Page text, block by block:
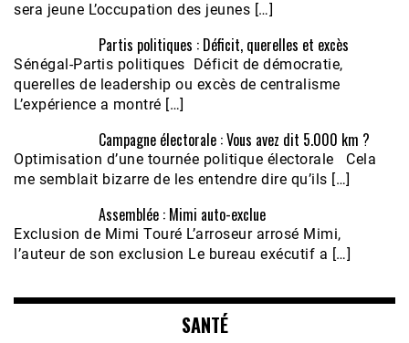
sera jeune L’occupation des jeunes […]
Partis politiques : Déficit, querelles et excès
Sénégal-Partis politiques Déficit de démocratie,
querelles de leadership ou excès de centralisme
L’expérience a montré […]
Campagne électorale : Vous avez dit 5.000 km ?
Optimisation d’une tournée politique électorale Cela
me semblait bizarre de les entendre dire qu’ils […]
Assemblée : Mimi auto-exclue
Exclusion de Mimi Touré L’arroseur arrosé Mimi,
l’auteur de son exclusion Le bureau exécutif a […]
SANTÉ